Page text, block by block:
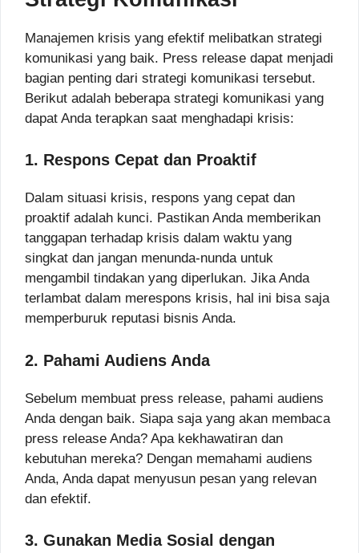
Manajemen krisis yang efektif melibatkan strategi
komunikasi yang baik. Press release dapat menjadi
bagian penting dari strategi komunikasi tersebut.
Berikut adalah beberapa strategi komunikasi yang
dapat Anda terapkan saat menghadapi krisis:
1. Respons Cepat dan Proaktif
Dalam situasi krisis, respons yang cepat dan
proaktif adalah kunci. Pastikan Anda memberikan
tanggapan terhadap krisis dalam waktu yang
singkat dan jangan menunda-nunda untuk
mengambil tindakan yang diperlukan. Jika Anda
terlambat dalam merespons krisis, hal ini bisa saja
memperburuk reputasi bisnis Anda.
2. Pahami Audiens Anda
Sebelum membuat press release, pahami audiens
Anda dengan baik. Siapa saja yang akan membaca
press release Anda? Apa kekhawatiran dan
kebutuhan mereka? Dengan memahami audiens
Anda, Anda dapat menyusun pesan yang relevan
dan efektif.
3. Gunakan Media Sosial dengan